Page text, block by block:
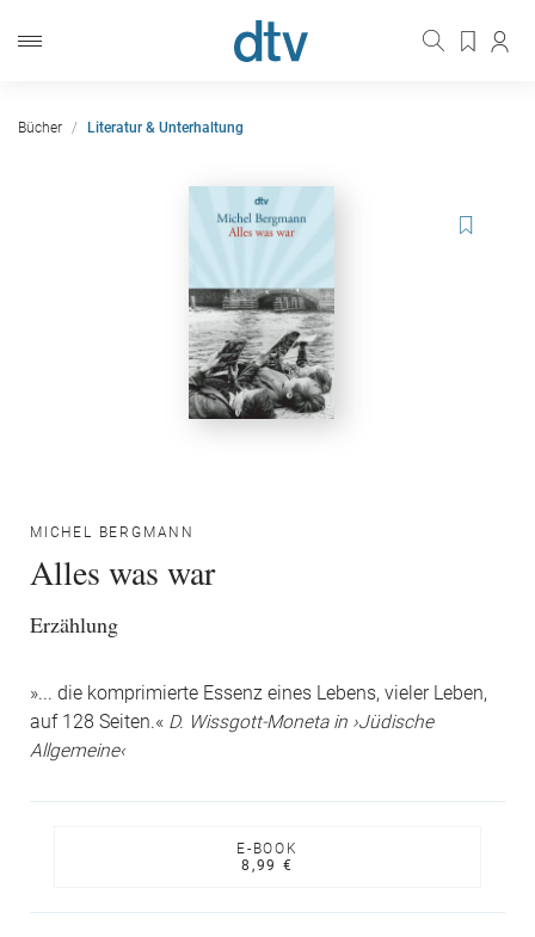
Bücher Literatur & Unterhaltung
MICHEL BERGMANN
Alles was war
Erzählung
»... die komprimierte Essenz eines Lebens, vieler Leben,
auf 128 Seiten.« D. Wissgott-Moneta in ›Jüdische
Allgemeine‹
E-BOOK
8,99 €